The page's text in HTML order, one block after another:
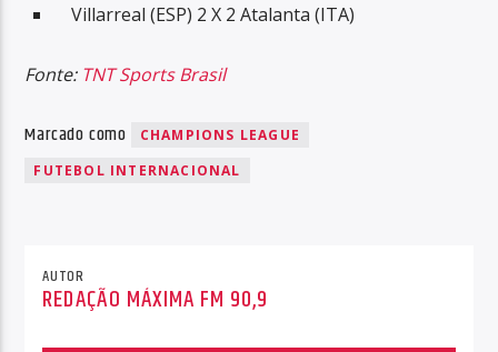
Villarreal (ESP) 2 X 2 Atalanta (ITA)
Fonte: TNT Sports Brasil
Marcado como
CHAMPIONS LEAGUE
FUTEBOL INTERNACIONAL
AUTOR
REDAÇÃO MÁXIMA FM 90,9